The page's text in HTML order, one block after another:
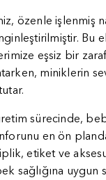
özenle işlenmiş
Bu
eşsiz bir
miniklerin
sürecinde,
en ön
etiket ve
sağlığına uygun